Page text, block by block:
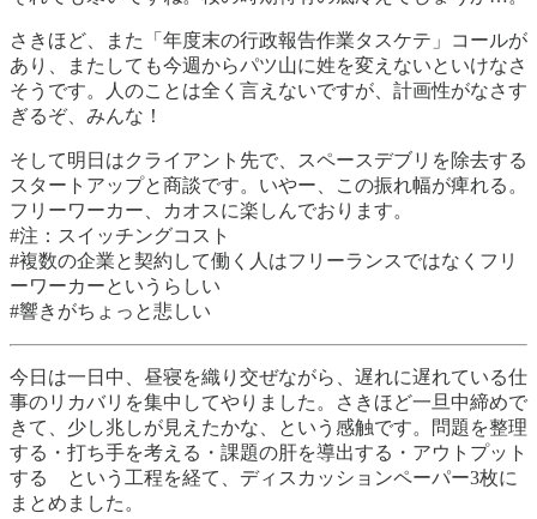
さきほど、また「年度末の行政報告作業タスケテ」コールが
あり、またしても今週からパツ山に姓を変えないといけなさ
そうです。人のことは全く言えないですが、計画性がなさす
ぎるぞ、みんな！
そして明日はクライアント先で、スペースデブリを除去する
スタートアップと商談です。いやー、この振れ幅が痺れる。
フリーワーカー、カオスに楽しんでおります。
#注：スイッチングコスト
#複数の企業と契約して働く人はフリーランスではなくフリ
ーワーカーというらしい
#響きがちょっと悲しい
今日は一日中、昼寝を織り交ぜながら、遅れに遅れている仕
事のリカバリを集中してやりました。さきほど一旦中締めで
きて、少し兆しが見えたかな、という感触です。問題を整理
する・打ち手を考える・課題の肝を導出する・アウトプット
する という工程を経て、ディスカッションペーパー3枚に
まとめました。